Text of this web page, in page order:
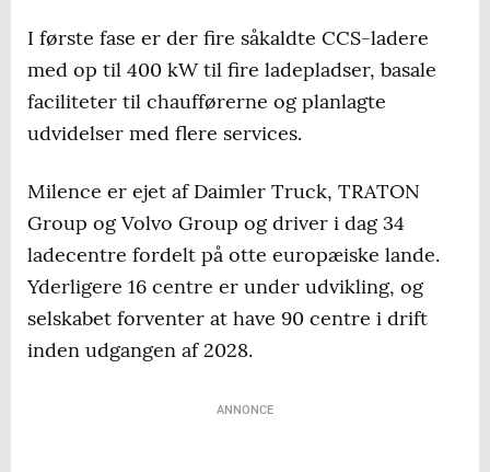
I første fase er der fire såkaldte CCS-ladere
med op til 400 kW til fire ladepladser, basale
faciliteter til chaufførerne og planlagte
udvidelser med flere services.
Milence er ejet af Daimler Truck, TRATON
Group og Volvo Group og driver i dag 34
ladecentre fordelt på otte europæiske lande.
Yderligere 16 centre er under udvikling, og
selskabet forventer at have 90 centre i drift
inden udgangen af 2028.
ANNONCE